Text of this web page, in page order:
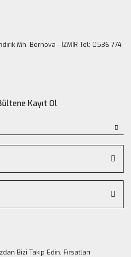
Mh. Bornova - İZMİR Tel: 0536 774
Kayıt Ol
Bizi Takip Edin, Fırsatları